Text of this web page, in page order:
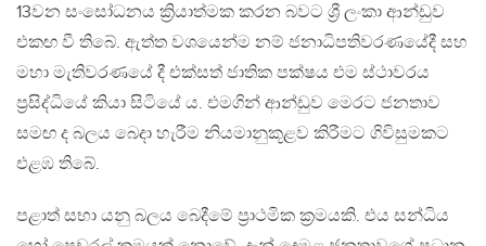
13වන සංසෝධනය ක්‍රියාත්මක කරන බවට ශ්‍රී ලංකා ආන්ඩුව
එකඟ වී තිබේ. ඇත්ත වශයෙන්ම නම් ජනාධිපතිවරණයේදී සහ
මහා මැතිවරණයේ දී එක්සත් ජාතික පක්ෂය එම ස්ථාවරය
ප්‍රසිද්ධියේ කියා සිටියේ ය. එමගින් ආන්ඩුව මෙරට ජනතාව
සමඟ ද බලය බෙදා හැරීම නියමානුකූළව කිරීමට ගිවිසුමකට
එළඹ තිබේ.
පළාත් සභා යනු බලය බෙදීමේ ප්‍රාථමික ක්‍රමයකි. එය සන්ධිය